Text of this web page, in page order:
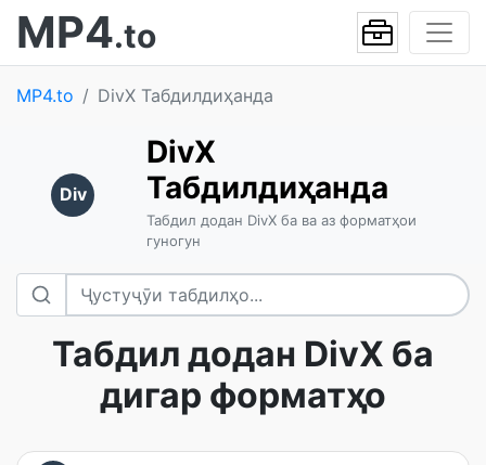
MP4.to
MP4.to DivX Табдилдиҳанда
Div
DivX
Табдилдиҳанда
Табдил додан DivX ба ва аз форматҳои
гуногун
Табдил додан DivX ба
дигар форматҳо